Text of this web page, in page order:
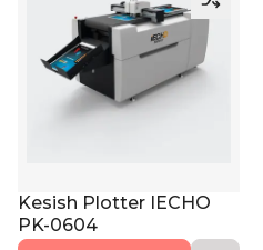
Kesish Plotter IECHO
PK-0604